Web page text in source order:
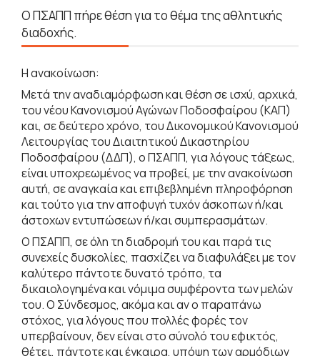
Ο ΠΣΑΠΠ πήρε θέση για το θέμα της αθλητικής
διαδοχής.
Η ανακοίνωση:
Μετά την αναδιαμόρφωση και θέση σε ισχύ, αρχικά,
του νέου Κανονισμού Αγώνων Ποδοσφαίρου (ΚΑΠ)
και, σε δεύτερο χρόνο, του Δικονομικού Κανονισμού
Λειτουργίας του Διαιτητικού Δικαστηρίου
Ποδοσφαίρου (ΔΔΠ), ο ΠΣΑΠΠ, για λόγους τάξεως,
είναι υποχρεωμένος να προβεί, με την ανακοίνωση
αυτή, σε αναγκαία και επιβεβλημένη πληροφόρηση
και τούτο για την αποφυγή τυχόν άσκοπων ή/και
άστοχων εντυπώσεων ή/και συμπερασμάτων.
Ο ΠΣΑΠΠ, σε όλη τη διαδρομή του και παρά τις
συνεχείς δυσκολίες, πασχίζει να διαφυλάξει με τον
καλύτερο πάντοτε δυνατό τρόπο, τα
δικαιολογημένα και νόμιμα συμφέροντα των μελών
του. Ο Σύνδεσμος, ακόμα και αν ο παραπάνω
στόχος, για λόγους που πολλές φορές τον
υπερβαίνουν, δεν είναι στο σύνολό του εφικτός,
θέτει, πάντοτε και έγκαιρα, υπόψη των αρμόδιων